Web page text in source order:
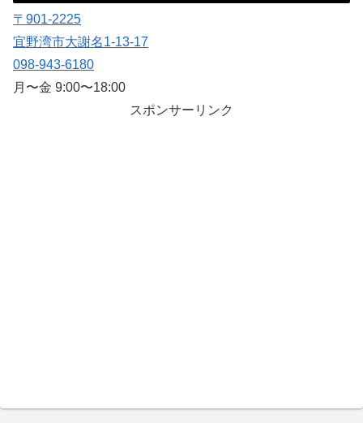
〒901-2225
宜野湾市大謝名1-13-17
098-943-6180
月〜金 9:00〜18:00
スポンサーリンク